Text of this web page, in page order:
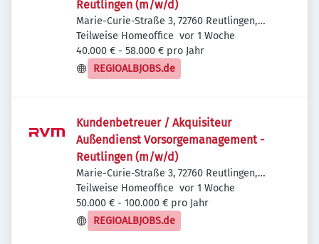
Reutlingen (m/w/d)
Marie-Curie-Straße 3, 72760 Reutlingen,
Deutschland
Teilweise Homeoffice Veröffentlicht
vor 1 Woche
40.000 € - 58.000 € pro Jahr
REGIOALBJOBS.de
Kundenbetreuer / Akquisiteur
Außendienst Vorsorgemanagement -
Reutlingen (m/w/d)
Marie-Curie-Straße 3, 72760 Reutlingen,
Deutschland
Teilweise Homeoffice Veröffentlicht
vor 1 Woche
50.000 € - 100.000 € pro Jahr
REGIOALBJOBS.de